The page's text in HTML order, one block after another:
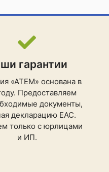
гарантии
«АТЕМ» основана в
Предоставляем
документы,
декларацию ЕАС.
только с юрлицами
и ИП.